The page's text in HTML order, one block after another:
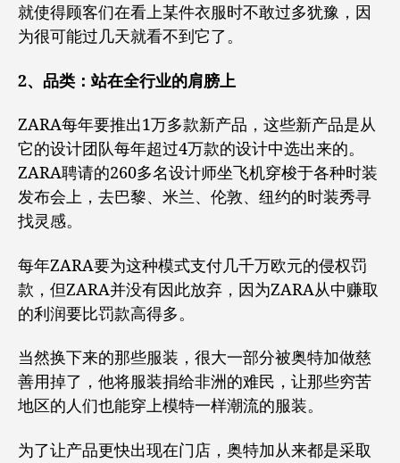
就使得顾客们在看上某件衣服时不敢过多犹豫，因
为很可能过几天就看不到它了。
2、品类：站在全行业的肩膀上
ZARA每年要推出1万多款新产品，这些新产品是从
它的设计团队每年超过4万款的设计中选出来的。
ZARA聘请的260多名设计师坐飞机穿梭于各种时装
发布会上，去巴黎、米兰、伦敦、纽约的时装秀寻
找灵感。
每年ZARA要为这种模式支付几千万欧元的侵权罚
款，但ZARA并没有因此放弃，因为ZARA从中赚取
的利润要比罚款高得多。
当然换下来的那些服装，很大一部分被奥特加做慈
善用掉了，他将服装捐给非洲的难民，让那些穷苦
地区的人们也能穿上模特一样潮流的服装。
为了让产品更快出现在门店，奥特加从来都是采取